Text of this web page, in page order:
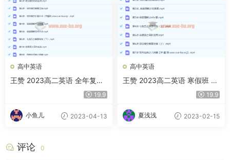
高中英语
王赞 2023高二英语 全年复习
暑秋寒春合集 百度云网盘下载
19.9
小鱼儿 2023-04-13
高中英语
王赞 2023高二英语 寒假班 百
19.9
夏浅浅 2023-02-15
评论 0